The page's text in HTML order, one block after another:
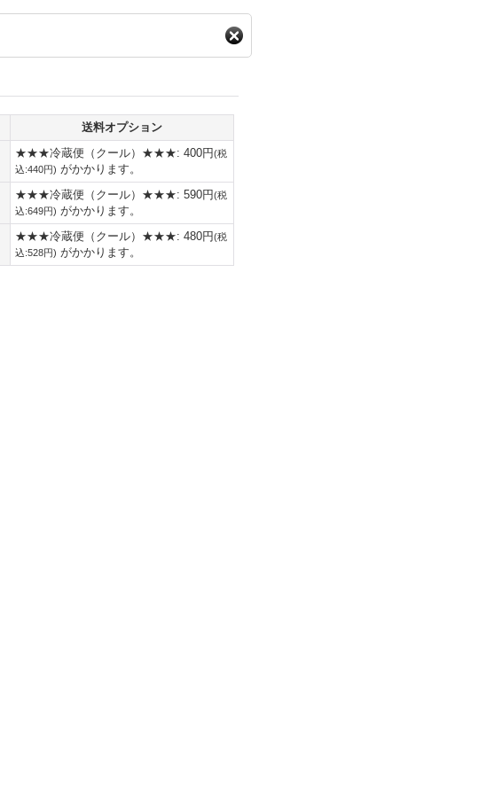
送料オプション
★★★冷蔵便（クール）★★★: 400円(税
込:440円) がかかります。
★★★冷蔵便（クール）★★★: 590円(税
込:649円) がかかります。
★★★冷蔵便（クール）★★★: 480円(税
込:528円) がかかります。